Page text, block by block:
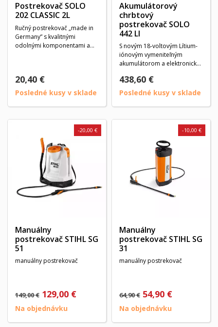
Postrekovač SOLO
202 CLASSIC 2L
Ručný postrekovač „made in
Germany” s kvalitnými
odolnými komponentami a
20,40 €
Posledné kusy v sklade
Akumulátorový
chrbtový
postrekovač SOLO
442 LI
S novým 18-voltovým Lítium-
iónovým vymeniteľným
akumulátorom a elektronicky
438,60 €
Posledné kusy v sklade
Manuálny
postrekovač STIHL SG
51
manuálny postrekovač
149,00 €
-20,00 €
129,00 €
Na objednávku
Manuálny
postrekovač STIHL SG
31
manuálny postrekovač
64,90 €
-10,00 €
54,90 €
Na objednávku